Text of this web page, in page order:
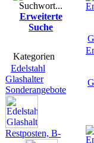
Suchwort...
Erwei­terte
Suche
Kate­gorien
Edelstahl
Glashalter
Sonderangebote
Restposten, B-